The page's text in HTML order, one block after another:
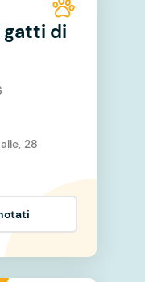
gatti di
28